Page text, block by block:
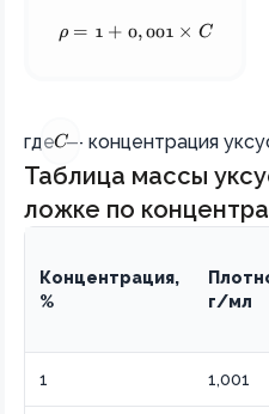
\rho = 1 + 0,001 \times
ρ = 1 + 0, 001 × C
гдеC
C— концентрация
Таблица массы
ложке по
Концентрация,
%
г/мл
1 1,001